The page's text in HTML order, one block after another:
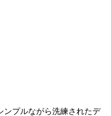
ンプルながら洗練されたデ